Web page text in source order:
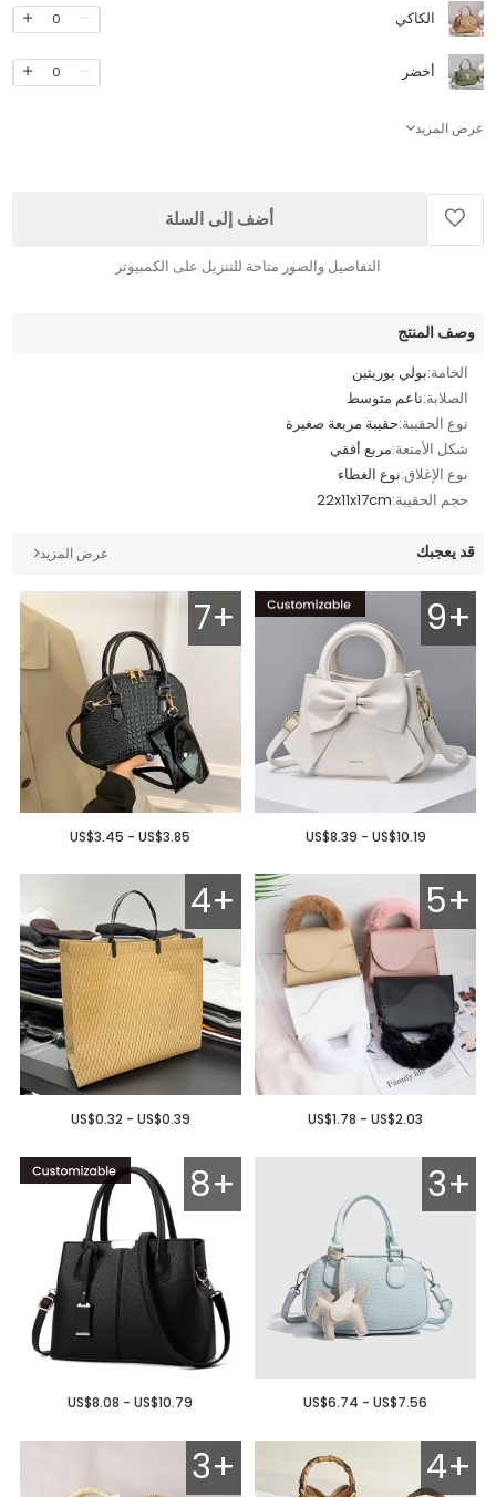
الكاكي 0
أخضر 0
عرض المزيد
أضف إلى السلة
التفاصيل والصور متاحة للتنزيل على الكمبيوتر
وصف المنتج
الخامة:بولي يوريثين
الصلابة:ناعم متوسط
نوع الحقيبة:حقيبة مربعة صغيرة
شكل الأمتعة:مربع أفقي
نوع الإغلاق:نوع الغطاء
حجم الحقيبة:22x11x17cm
قد يعجبك عرض المزيد
9+
US$8.39 - US$10.19
7+
US$3.45 - US$3.85
5+
US$1.78 - US$2.03
4+
US$0.32 - US$0.39
3+
US$6.74 - US$7.56
8+
US$8.08 - US$10.79
4+
3+